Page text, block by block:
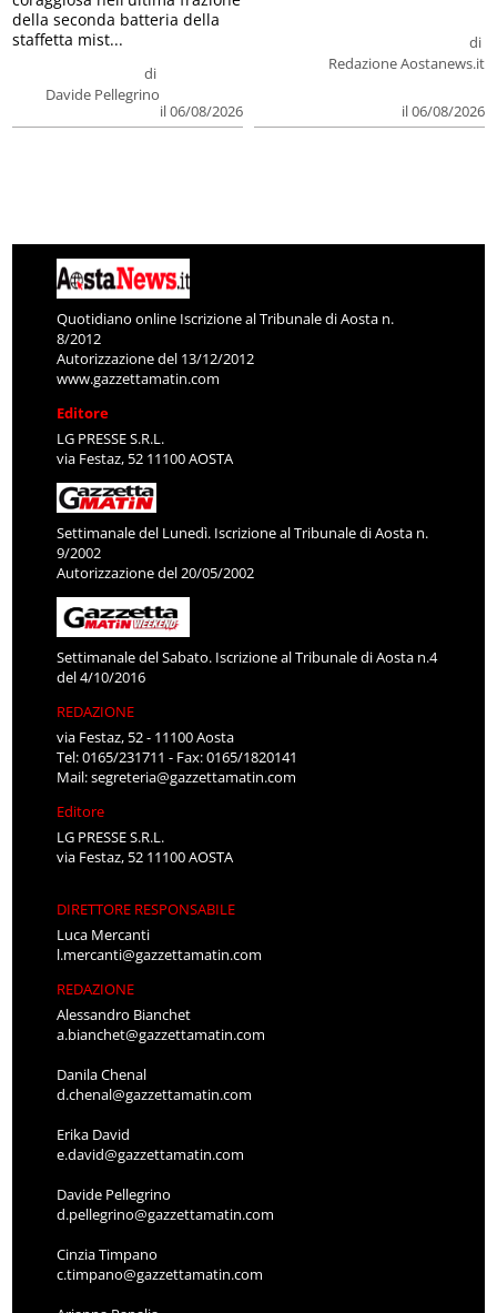
di
Davide Pellegrino
il 06/08/2026
della seconda batteria della
staffetta mist...
di
Redazione Aostanews.it
il 06/08/2026
Quotidiano online Iscrizione al Tribunale di Aosta n.
8/2012
Autorizzazione del 13/12/2012
www.gazzettamatin.com
Editore
LG PRESSE S.R.L.
via Festaz, 52 11100 AOSTA
Settimanale del Lunedì. Iscrizione al Tribunale di Aosta n.
9/2002
Autorizzazione del 20/05/2002
Settimanale del Sabato. Iscrizione al Tribunale di Aosta n.4
del 4/10/2016
REDAZIONE
via Festaz, 52 - 11100 Aosta
Tel: 0165/231711 - Fax: 0165/1820141
Mail:segreteria@gazzettamatin.com
Editore
LG PRESSE S.R.L.
via Festaz, 52 11100 AOSTA
DIRETTORE RESPONSABILE
Luca Mercanti
l.mercanti@gazzettamatin.com
REDAZIONE
Alessandro Bianchet
a.bianchet@gazzettamatin.com
Danila Chenal
d.chenal@gazzettamatin.com
Erika David
e.david@gazzettamatin.com
Davide Pellegrino
d.pellegrino@gazzettamatin.com
Cinzia Timpano
c.timpano@gazzettamatin.com